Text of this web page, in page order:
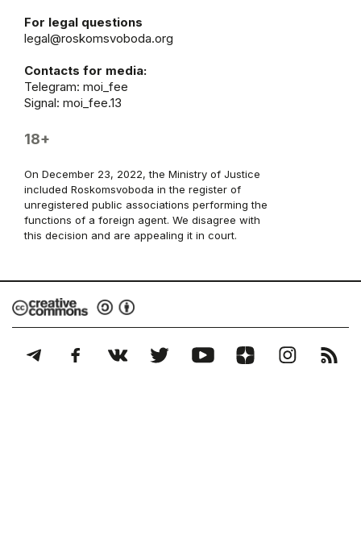
For legal questions
legal@roskomsvoboda.org
Contacts for media:
Telegram: moi_fee
Signal: moi_fee.13
18+
On December 23, 2022, the Ministry of Justice
included Roskomsvoboda in the register of
unregistered public associations performing the
functions of a foreign agent. We disagree with
this decision and are appealing it in court.